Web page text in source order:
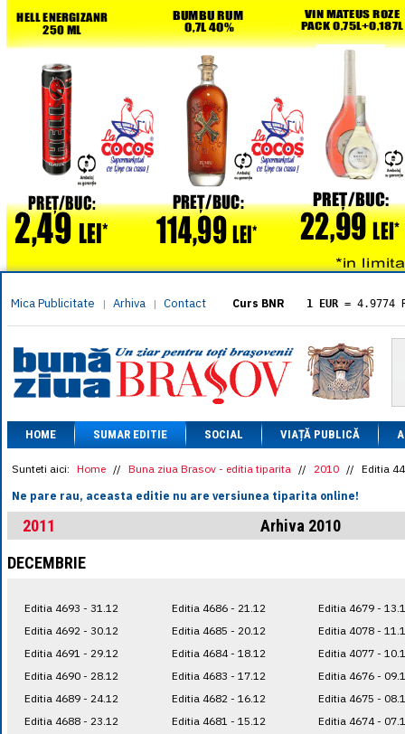
Mica Publicitate | Arhiva | Contact Curs BNR 1 EUR = 4.9774
= 5.8304
1 XAU= 464.4611
1 AED= 1.1933
1 AUD= 2.7957
1 BGN= 2.5449
1 CAD= 3.1559
1 CHF= 5.2813
1 CNY= 0.6015
1 DKK= 0.6668
1 EGP= 0.0860
1 HUF= 1.2223
1 MXN= 0.2227
1 NOK= 0.4191
1 RSD= 0.0425
1 RUB= 0.0530
1 TRY= 0.1141
HOME SUMAR EDITIE SOCIAL VIAȚĂ PUBLICĂ
Sunteti aici: Home // Buna ziua Brasov - editia tiparita // 2010 // Editia
Ne pare rau, aceasta editie nu are versiunea tiparita online!
2011
Arhiva 2010
DECEMBRIE
Editia 4693 - 31.12
Editia 4692 - 30.12
Editia 4691 - 29.12
Editia 4690 - 28.12
Editia 4689 - 24.12
Editia 4688 - 23.12
Editia 4686 - 21.12
Editia 4685 - 20.12
Editia 4684 - 18.12
Editia 4683 - 17.12
Editia 4682 - 16.12
Editia 4681 - 15.12
Editia 4679 -
Editia 4078 -
Editia 4077 -
Editia 4676 -
Editia 4675 -
Editia 4674 -